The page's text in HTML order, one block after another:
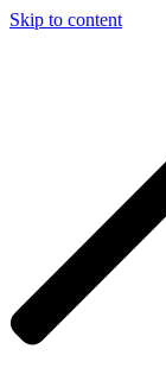
Skip to content